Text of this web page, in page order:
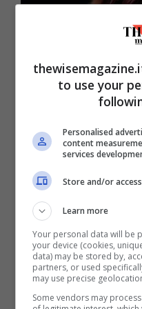
Uomini e Donne, grande
thewisemagazine.it
Quando Barbara
trasmissione, per i
davvero un colpo
si è sentita
modo particolare
to use your
Personalised
content
services
Store and/or
Learn more
Your personal data will be
your device (cookies,
data) may be stored by,
partners, or used
may use precise
Some vendors may